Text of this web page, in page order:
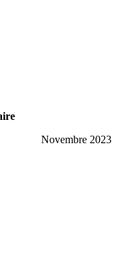
Novembre 2023